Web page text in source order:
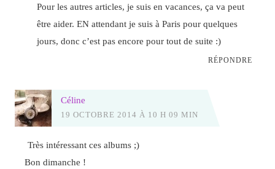
Pour les autres articles, je suis en vacances, ça va peut
être aider. EN attendant je suis à Paris pour quelques
jours, donc c’est pas encore pour tout de suite :)
RÉPONDRE
Céline
19 OCTOBRE 2014 À 10 H 09 MIN
Très intéressant ces albums ;)
Bon dimanche !